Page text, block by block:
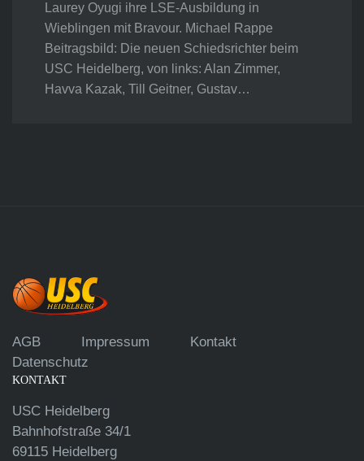
Laurey Oyugi ihre LSE-Ausbildung in
Wieblingen mit Bravour. Michael Rappe
Beitragsbild: Die neuen Schiedsrichter beim
USC Heidelberg, von links: Alan Zimmer,
Havva Kazak, Till Geitner, Gustav…
AGB Impressum
Kontakt
Datenschutz
KONTAKT
USC Heidelberg
Bahnhofstraße 34/1
69115 Heidelberg